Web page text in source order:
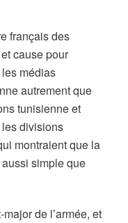
français des
cause pour
médias
autrement que
tunisienne et
divisions
montraient que la
simple que
de l’armée, et